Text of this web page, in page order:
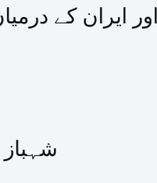
اور ایران کے